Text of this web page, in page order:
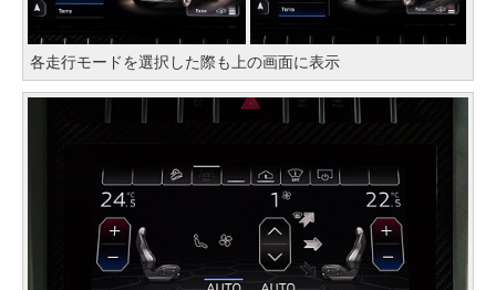
各走行モードを選択した際も上の画面に表示